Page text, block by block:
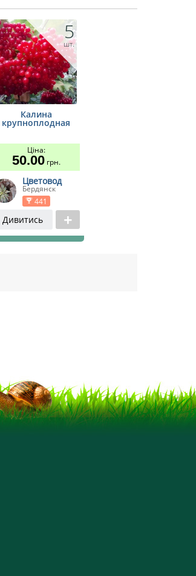
5
шт.
Калина
крупноплодная
Ціна:
50.00грн.
Цветовод
Бердянск
441
Дивитись